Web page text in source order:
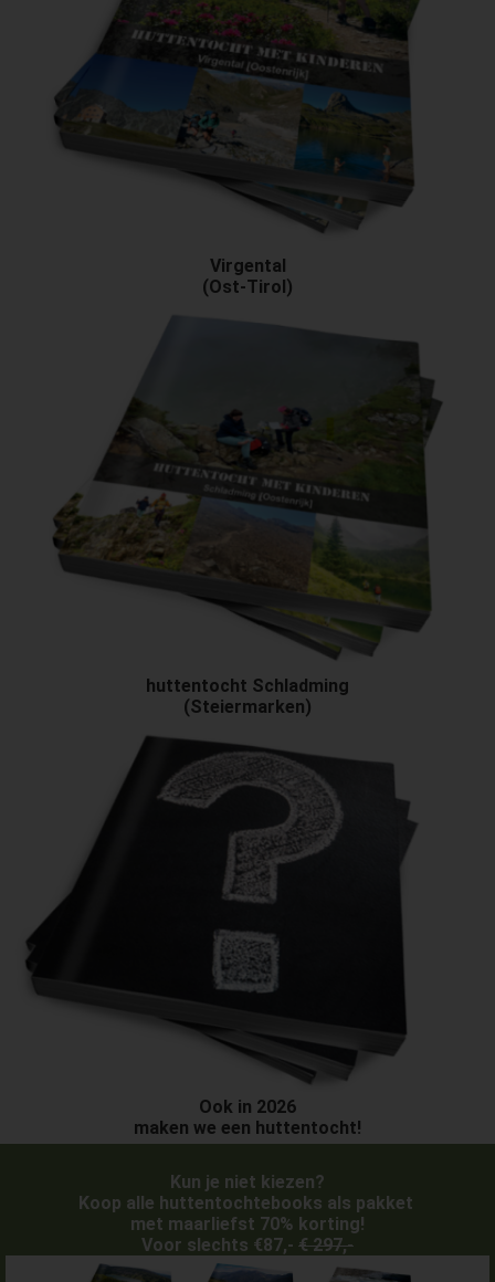
Virgental
(Ost-Tirol)
huttentocht Schladming
(Steiermarken)
Ook in 2026
maken we een huttentocht!
Kun je niet kiezen?
Koop alle huttentochtebooks als pakket
met maarliefst 70% korting!
Voor slechts €87,- € 297,-